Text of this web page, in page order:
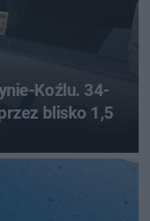
Koźlu. 34-
blisko 1,5